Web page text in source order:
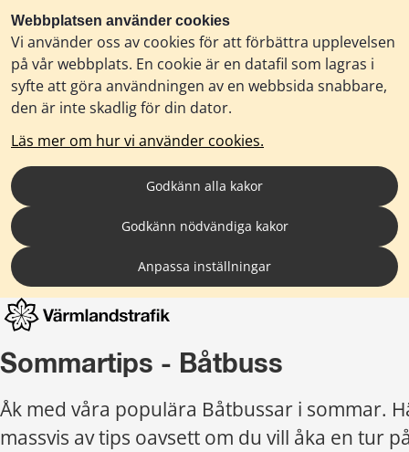
Webbplatsen använder cookies
Vi använder oss av cookies för att förbättra upplevelsen
på vår webbplats. En cookie är en datafil som lagras i
syfte att göra användningen av en webbsida snabbare,
den är inte skadlig för din dator.
Läs mer om hur vi använder cookies.
Godkänn alla kakor
Godkänn nödvändiga kakor
Anpassa inställningar
Sommartips - Båtbuss
Åk med våra populära Båtbussar i sommar.
massvis av tips oavsett om du vill åka en tur